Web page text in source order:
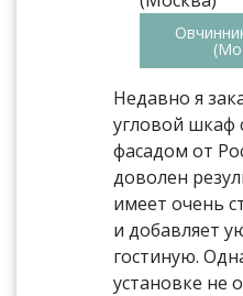
Недавно я
угловой шкаф
фасадом от
доволен
имеет очень
и добавляет
гостиную.
установке не